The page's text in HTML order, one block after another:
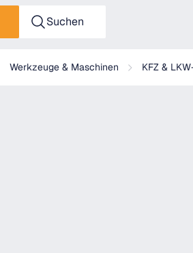
Suchen
Werkzeuge & Maschinen KFZ &
und Montagewerkzeug